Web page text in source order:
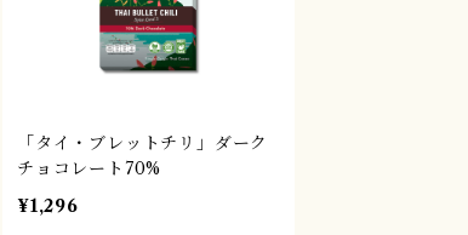
「タイ・ブレットチリ」ダーク
チョコレート70%
¥1,296